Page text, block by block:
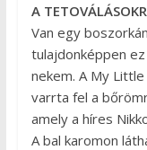
A
Van egy
tulajdonképpen
nekem. A My
varrta fel a
amely a híres
A bal karomon